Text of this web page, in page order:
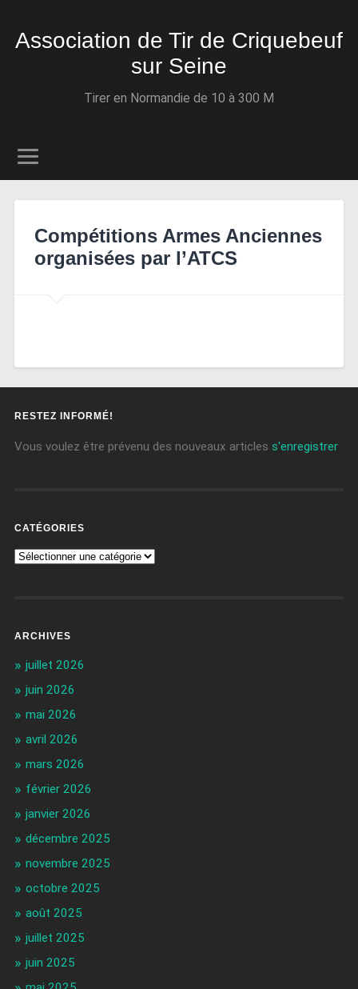
Association de Tir de Criquebeuf
sur Seine
Tirer en Normandie de 10 à 300 M
Compétitions Armes Anciennes
organisées par l’ATCS
RESTEZ INFORMÉ!
Vous voulez être prévenu des nouveaux articles s'enregistrer
CATÉGORIES
ARCHIVES
juillet 2026
juin 2026
mai 2026
avril 2026
mars 2026
février 2026
janvier 2026
décembre 2025
novembre 2025
octobre 2025
août 2025
juillet 2025
juin 2025